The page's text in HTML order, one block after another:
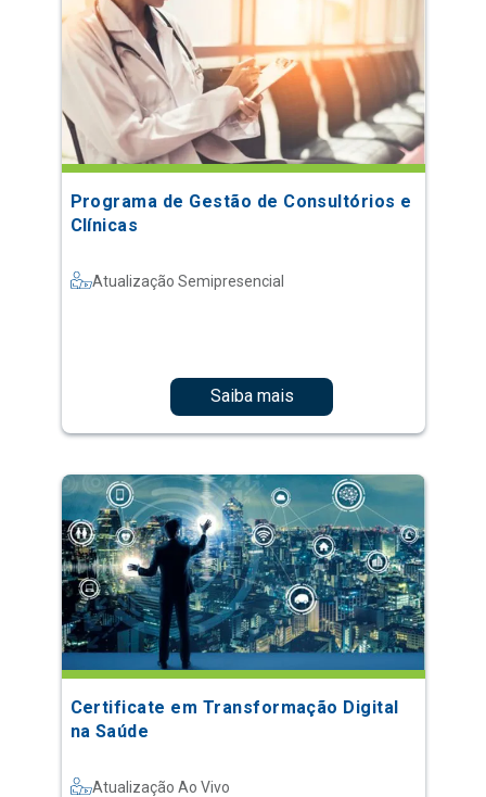
Programa de Gestão de Consultórios e
Clínicas
Atualização Semipresencial
Saiba mais
Certificate em Transformação Digital
na Saúde
Atualização Ao Vivo